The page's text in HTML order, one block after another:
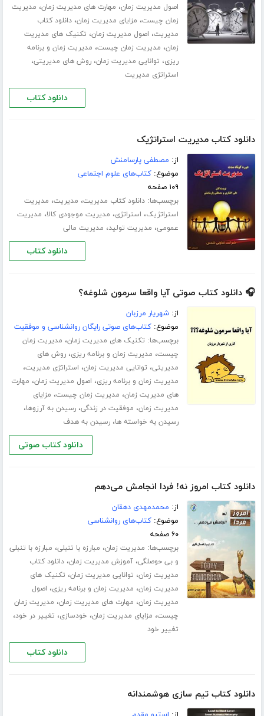
اصول مدیریت زمان، مهارت های مدیریت زمان، مدیریت
زمان چیست، مزایای مدیریت زمان،دانلود کتاب
مدیریت، اصول مدیریت زمان، تکنیک های مدیریت
زمان، مدیریت زمان چیست، مدیریت زمان و برنامه
ریزی، توانایی مدیریت زمان،روش های مدیریتی،
استراتژی مدیریت
دانلود کتاب
دانلود کتاب مدیریت استراتژیک
از: مصطفی پارسامنش
موضوع:کتاب‌های علوم اجتماعی
۱۰۹ صفحه
برچسب‌ها:دانلود کتاب مدیریت، مدیریت، مدیریت
استراتژیک، استراتژی، مدیریت موجودی کالا، مدیریت
عمومی، مدیریت تولید، مدیریت مالی
دانلود کتاب
🎧 دانلود کتاب صوتی آیا واقعا سرمون شلوغه؟
از:شهریار مرزبان
موضوع:کتاب‌های صوتی رایگان روانشناسی و موفقیت
برچسب‌ها: تکنیک های مدیریت زمان، مدیریت زمان
چیست، مدیریت زمان و برنامه ریزی،روش های
مدیریتی، توانایی مدیریت زمان، استراتژی مدیریت،
مدیریت زمان و برنامه ریزی، اصول مدیریت زمان، مهارت
های مدیریت زمان، مدیریت زمان چیست، مزایای
مدیریت زمان، موفقیت در زندگی،رسیدن به آرزوها،
رسیدن به خواسته ها،رسیدن به هدف
دانلود کتاب صوتی
دانلود کتاب امروز نه! فردا انجامش می‌دهم
از: محمدمهدی دهقان
موضوع:کتاب‌های روانشناسی
۶۰ صفحه
برچسب‌ها: مدیریت زمان، مبارزه با تنبلی، مبارزه با تنبلی
و بی حوصلگی،آموزش مدیریت زمان،دانلود کتاب
مدیریت زمان، توانایی مدیریت زمان، تکنیک های
مدیریت زمان، مدیریت زمان و برنامه ریزی، اصول
مدیریت زمان، مهارت های مدیریت زمان، مدیریت زمان
چیست، مزایای مدیریت زمان، خودسازی، تغییر در خود،
تغییر خود
دانلود کتاب
دانلود کتاب تیم سازی هوشمندانه